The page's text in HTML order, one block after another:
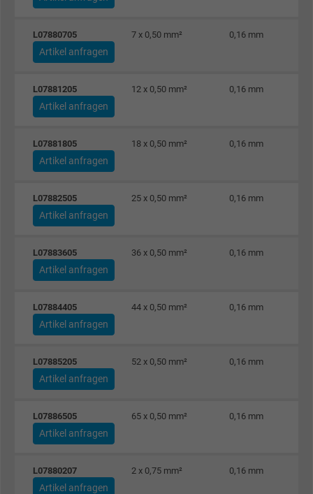
L07880705 7 x 0,50 mm² 0,16 mm
Artikel anfragen
L07881205 12 x 0,50 mm² 0,16 mm
Artikel anfragen
L07881805 18 x 0,50 mm² 0,16 mm
Artikel anfragen
L07882505 25 x 0,50 mm² 0,16 mm
Artikel anfragen
L07883605 36 x 0,50 mm² 0,16 mm
Artikel anfragen
L07884405 44 x 0,50 mm² 0,16 mm
Artikel anfragen
L07885205 52 x 0,50 mm² 0,16 mm
Artikel anfragen
L07886505 65 x 0,50 mm² 0,16 mm
Artikel anfragen
L07880207 2 x 0,75 mm² 0,16 mm
Artikel anfragen